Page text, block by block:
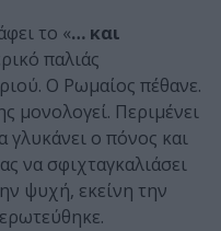
το «… και
παλιάς
Ο Ρωμαίος πέθανε.
μονολογεί. Περιμένει
γλυκάνει ο πόνος και
να σφιχταγκαλιάσει
ψυχή, εκείνη την